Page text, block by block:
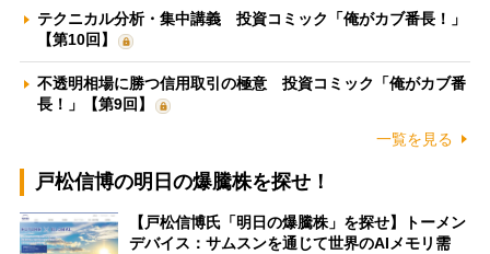
テクニカル分析・集中講義 投資コミック「俺がカブ番長！」
【第10回】
不透明相場に勝つ信用取引の極意 投資コミック「俺がカブ番
長！」【第9回】
一覧を見る
戸松信博の明日の爆騰株を探せ！
【戸松信博氏「明日の爆騰株」を探せ】トーメン
デバイス：サムスンを通じて世界のAIメモリ需